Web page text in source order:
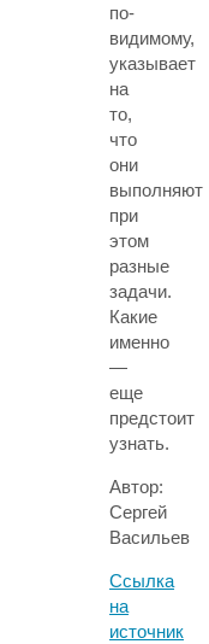
по-
видимому,
указывает
на
то,
что
они
выполняют
при
этом
разные
задачи.
Какие
именно
—
еще
предстоит
узнать.
Автор:
Сергей
Васильев
Ссылка
на
источник